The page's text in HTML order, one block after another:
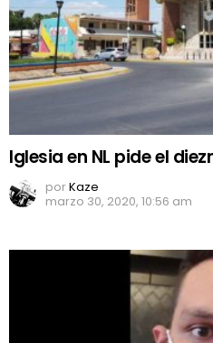
Iglesia en NL pide el
porKaze
marzo 30, 2020, 10:56 am